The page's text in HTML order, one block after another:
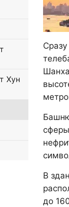
В
до
Хун